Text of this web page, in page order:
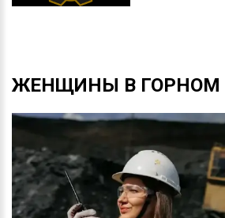
ЖЕНЩИНЫ В ГОРНОМ